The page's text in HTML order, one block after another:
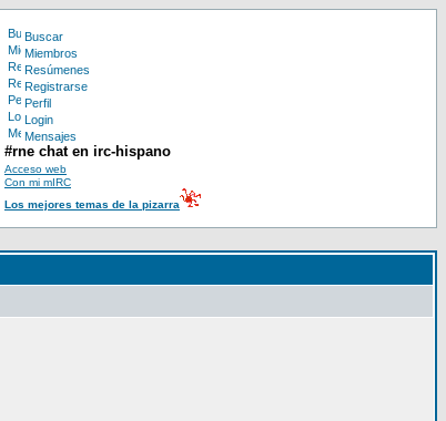
Buscar
Miembros
Resúmenes
Registrarse
Perfil
Login
Mensajes
#rne chat en irc-hispano
Acceso web
Con mi mIRC
Los mejores temas de la pizarra